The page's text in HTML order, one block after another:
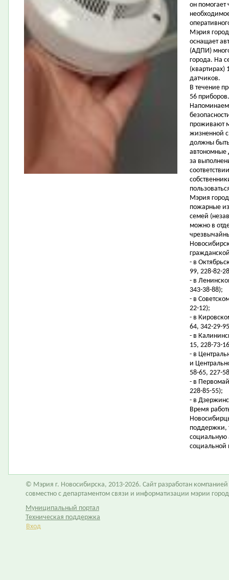
он помогает
Мэрия
оснащает
(АДПИ)
города. На
(квартирах)
датчиков.
В течение
56 приборов.
проживают
жизненной
должны
автономные
за
Мэрия
пожарные
семей
можно в
- в
99, 228-82-
- в
343-38-88);
- в
22-12);
- в
64, 342-29-
- в
15, 228-73-
- в
и
58-65, 227-
- в
228-85-55);
- в
Время
поддержки,
социальную
социальной
© Мэрия г. Новосибирска, 2013-2026. Сайт разработан компанией
совместно с департаментом связи и информатизации мэрии
Муниципальный портал
Техническая поддержка
Вход